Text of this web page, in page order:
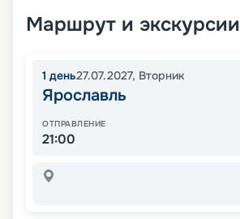
Маршрут и экскурсии
1 день27.07.2027, Вторник
Ярославль
ОТПРАВЛЕНИЕ
21:00